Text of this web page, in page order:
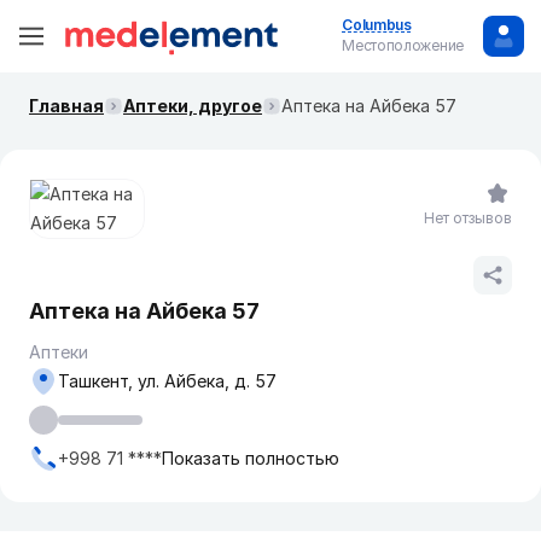
Columbus
Местоположение
Главная Аптеки, другое Аптека на Айбека 57
Аптека на Айбека 57
Аптеки
Ташкент, ул. Айбека, д. 57
+998 71 ****Показать полностью
Нет отзывов